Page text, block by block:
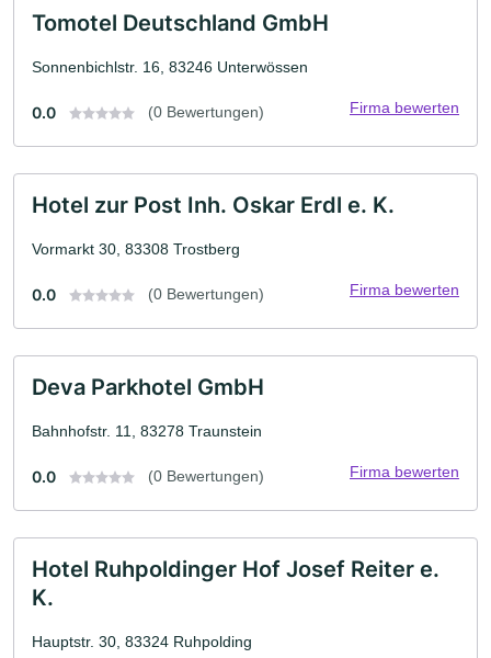
Tomotel Deutschland GmbH
Sonnenbichlstr. 16, 83246 Unterwössen
0.0 (0 Bewertungen) Firma bewerten
Hotel zur Post Inh. Oskar Erdl e. K.
Vormarkt 30, 83308 Trostberg
0.0 (0 Bewertungen) Firma bewerten
Deva Parkhotel GmbH
Bahnhofstr. 11, 83278 Traunstein
0.0 (0 Bewertungen) Firma bewerten
Hotel Ruhpoldinger Hof Josef Reiter e.
K.
Hauptstr. 30, 83324 Ruhpolding